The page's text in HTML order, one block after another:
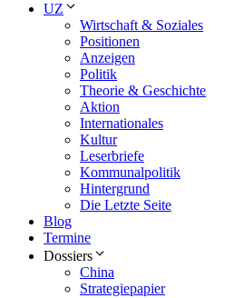
UZ
Wirtschaft & Soziales
Positionen
Anzeigen
Politik
Theorie & Geschichte
Aktion
Internationales
Kultur
Leserbriefe
Kommunalpolitik
Hintergrund
Die Letzte Seite
Blog
Termine
Dossiers
China
Strategiepapier